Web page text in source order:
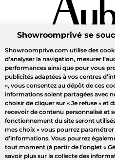
Showroomprivé se
Showroomprive.com utilise des
d’analyser la navigation, mesurer
performances ainsi que pour vous
publicités adaptées à vos centres
», vous consentez au dépôt de ces
informations soient partagées avec
choisir de cliquer sur « Je refuse » et
recevoir de contenu personnalisé et
fonctionnement du site seront
mes choix » vous pourrez
d’informations. Vous pourrez
tout moment (à partir de l’onglet «
savoir plus sur la collecte des